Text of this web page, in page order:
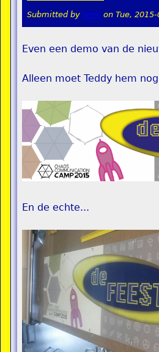
Submitted by remi on Tue,
Even een demo van de
Alleen moet Teddy hem
En de echte...